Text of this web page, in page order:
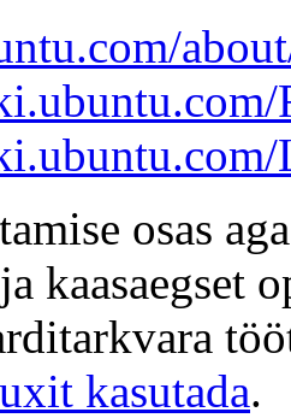
osas
kaasaegset
kasutada.